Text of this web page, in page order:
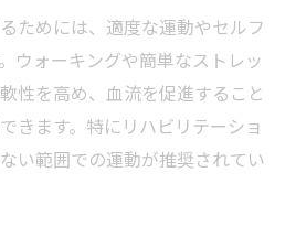
ためには、適度な運動やセルフ
ウォーキングや簡単なストレッ
性を高め、血流を促進すること
きます。特にリハビリテーショ
い範囲での運動が推奨されてい